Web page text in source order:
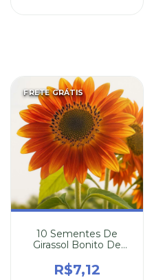
FRETE GRÁTIS
10 Sementes De
Girassol Bonito De
R$7,12